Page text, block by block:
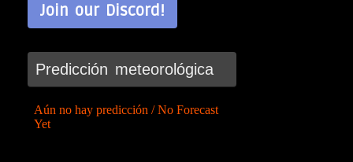
Join our Discord!
Predicción meteorológica